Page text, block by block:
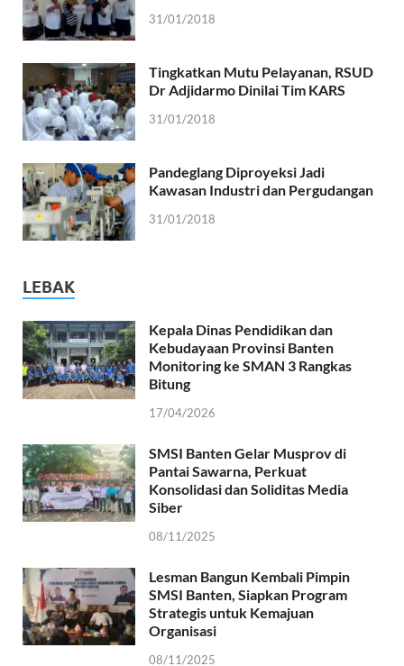
31/01/2018
Tingkatkan Mutu Pelayanan, RSUD
Dr Adjidarmo Dinilai Tim KARS
31/01/2018
Pandeglang Diproyeksi Jadi
Kawasan Industri dan Pergudangan
31/01/2018
LEBAK
Kepala Dinas Pendidikan dan
Kebudayaan Provinsi Banten
Monitoring ke SMAN 3 Rangkas
Bitung
17/04/2026
SMSI Banten Gelar Musprov di
Pantai Sawarna, Perkuat
Konsolidasi dan Soliditas Media
Siber
08/11/2025
Lesman Bangun Kembali Pimpin
SMSI Banten, Siapkan Program
Strategis untuk Kemajuan
Organisasi
08/11/2025